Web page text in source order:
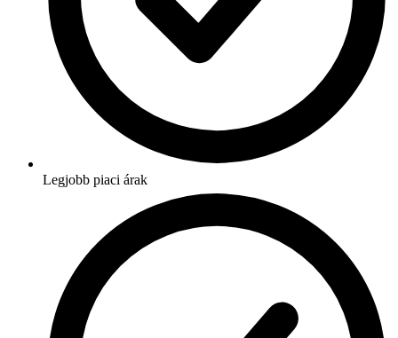
Legjobb piaci árak